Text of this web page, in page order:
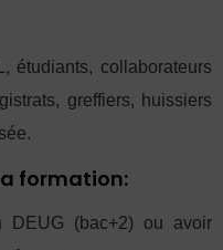
étudiants, collaborateurs
greffiers, huissiers
formation:
DEUG (bac+2) ou avoir